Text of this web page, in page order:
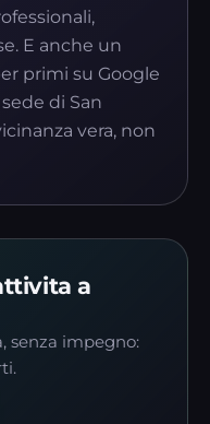
E anche un
primi su Google
di San
vera, non
a
senza impegno: